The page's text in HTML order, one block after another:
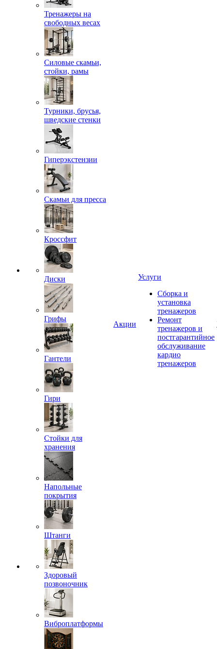
Тренажеры на
свободных весах
Силовые скамьи,
стойки, рамы
Турники, брусья,
шведские стенки
Гиперэкстензии
Скамьи для пресса
Кроссфит
Диски
Грифы
Гантели
Гири
Стойки для
хранения
Напольные
покрытия
Штанги
Здоровый
позвоночник
Виброплатформы
Акции
Услуги
Сборка и
установка
тренажеров
Ремонт
тренажеров и
постгарантийное
обслуживание
кардио
тренажеров